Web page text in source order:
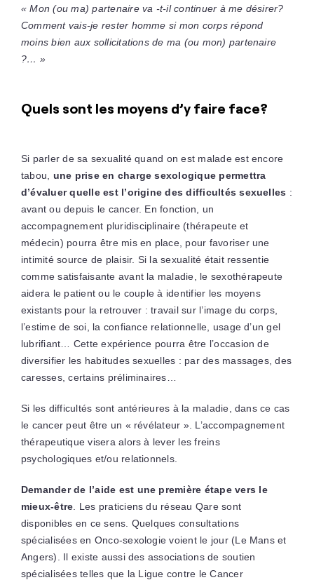
« Mon (ou ma) partenaire va -t-il continuer à me désirer?
Comment vais-je rester homme si mon corps répond
moins bien aux sollicitations de ma (ou mon) partenaire
?… »
Quels sont les moyens d’y faire face?
Si parler de sa sexualité quand on est malade est encore
tabou, une prise en charge sexologique permettra
d’évaluer quelle est l’origine des difficultés sexuelles :
avant ou depuis le cancer. En fonction, un
accompagnement pluridisciplinaire (thérapeute et
médecin) pourra être mis en place, pour favoriser une
intimité source de plaisir. Si la sexualité était ressentie
comme satisfaisante avant la maladie, le sexothérapeute
aidera le patient ou le couple à identifier les moyens
existants pour la retrouver : travail sur l’image du corps,
l’estime de soi, la confiance relationnelle, usage d’un gel
lubrifiant… Cette expérience pourra être l’occasion de
diversifier les habitudes sexuelles : par des massages, des
caresses, certains préliminaires…
Si les difficultés sont antérieures à la maladie, dans ce cas
le cancer peut être un « révélateur ». L’accompagnement
thérapeutique visera alors à lever les freins
psychologiques et/ou relationnels.
Demander de l’aide est une première étape vers le
mieux-être . Les praticiens du réseau Qare sont
disponibles en ce sens. Quelques consultations
spécialisées en Onco-sexologie voient le jour (Le Mans et
Angers). Il existe aussi des associations de soutien
spécialisées telles que la Ligue contre le Cancer